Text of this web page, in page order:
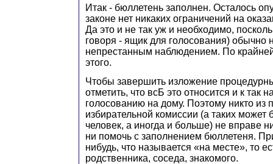
Итак - бюллетень заполнен. Осталось
законе нет никаких ограничений на
Да это и не так уж и необходимо,
говоря - ящик для голосования) обычно
непрестанным наблюдением. По
этого.
Чтобы завершить изложение
отметить, что всБ это относится и к так
голосованию на дому. Поэтому никто
избирательной комиссии (а таких может
человек, а иногда и больше) не вправе
ни помочь с заполнением бюллетеня.
нибудь, что называется «на месте», то
родственника, соседа, знакомого.